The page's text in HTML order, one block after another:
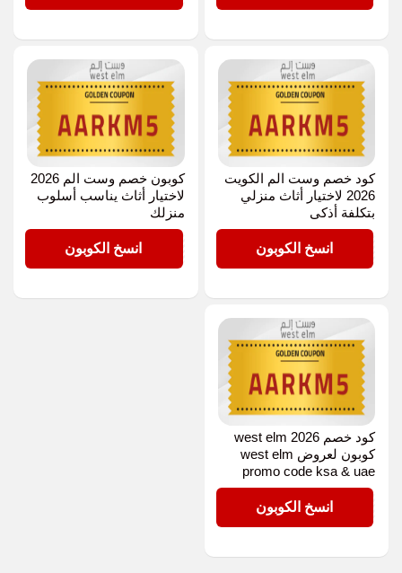
كود خصم وست الم الكويت
2026 لاختيار أثاث منزلي
بتكلفة أذكى
AARKM5
انسخ الكوبون
كوبون خصم وست الم 2026
لاختيار أثاث يناسب أسلوب
منزلك
AARKM5
انسخ الكوبون
كود خصم west elm 2026
كوبون لعروض west elm
promo code ksa & uae
AARKM5
انسخ الكوبون